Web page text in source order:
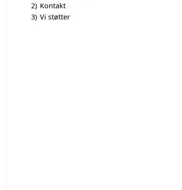
2) Kontakt
3) Vi støtter